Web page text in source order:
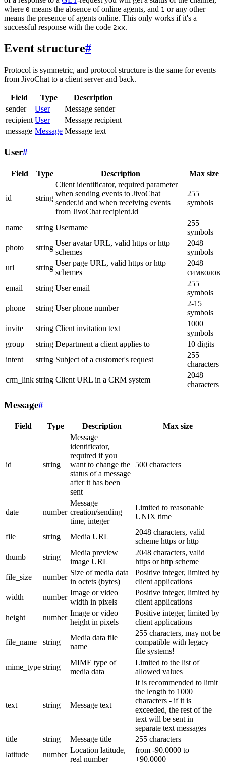
where 0 means the absence of online agents, and 1 or any other
means the presence of agents online. This only works if it's a
successful response with the code 2xx.
Event structure#
Protocol is symmetric, and protocol structure is the same for events
from JivoChat to a client server and back.
Field Type
Description
sender
User
Message sender
recipient User
Message recipient
message Message Message text
User#
Field Type Description Max size
id string
Client identificator, required parameter
when sending events to JivoChat
sender.id and when receiving events
from JivoChat recipient.id
255
symbols
name string Username
255
symbols
photo
string
User avatar URL, valid https or http
schemes
2048
symbols
url
string
User page URL, valid https or http
schemes
2048
символов
email
string User email
255
symbols
phone
string User phone number
2-15
symbols
invite
string Client invitation text
1000
symbols
group
string Department a client applies to
10 digits
intent
string Subject of a customer's request
255
characters
crm_link string Client URL in a CRM system
2048
characters
Message#
Field Type Description Max size
id string
Message
identificator,
required if you
want to change the
status of a message
after it has been
sent
500 characters
date number
Message
creation/sending
time, integer
Limited to reasonable
UNIX time
file string Media URL
2048 characters, valid
scheme https or http
thumb
string
Media preview
image URL
2048 characters, valid
https or http scheme
file_size
number
Size of media data
in octets (bytes)
Positive integer, limited by
client applications
width
number
Image or video
width in pixels
Positive integer, limited by
client applications
height
number
Image or video
height in pixels
Positive integer, limited by
client applications
file_name string
Media data file
name
255 characters, may not be
compatible with legacy
file systems!
mime_type string
MIME type of
media data
Limited to the list of
allowed values
text string Message text
It is recommended to limit
the length to 1000
characters - if it is
exceeded, the rest of the
text will be sent in
separate text messages
title
string Message title
255 characters
latitude
number
Location latitude,
real number
from -90.0000 to
+90.0000